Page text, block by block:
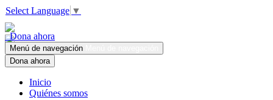
Select Language ▼
Dona ahora
Menú de navegación
Dona ahora
Inicio
Quiénes somos